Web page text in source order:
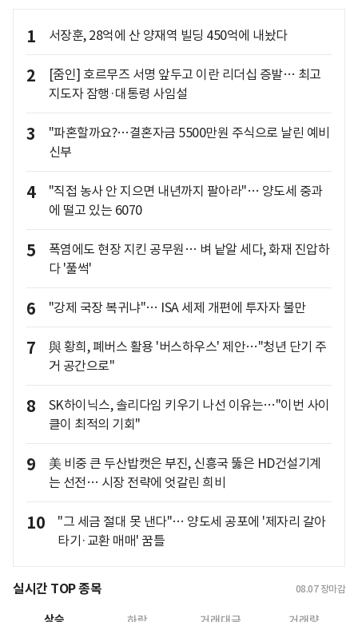
1 서장훈, 28억에 산 양재역 빌딩 450억에 내놨다
2
[줌인] 호르무즈 서명 앞두고 이란 리더십 증발… 최고
지도자 잠행·대통령 사임설
3
"파혼할까요?…결혼자금 5500만원 주식으로 날린 예비
신부
4
"직접 농사 안 지으면 내년까지 팔아라"… 양도세 중과
에 떨고 있는 6070
5
폭염에도 현장 지킨 공무원… 벼 낱알 세다, 화재 진압하
다 '풀썩'
6 "강제 국장 복귀냐"… ISA 세제 개편에 투자자 불만
7
與 황희, 폐버스 활용 '버스하우스' 제안…"청년 단기 주
거 공간으로"
8
SK하이닉스, 솔리다임 키우기 나선 이유는…"이번 사이
클이 최적의 기회"
9
美 비중 큰 두산밥캣은 부진, 신흥국 뚫은 HD건설기계
는 선전… 시장 전략에 엇갈린 희비
10
"그 세금 절대 못 낸다"… 양도세 공포에 '제자리 갈아
타기·교환 매매' 꿈틀
실시간 TOP 종목 08.07 장마감